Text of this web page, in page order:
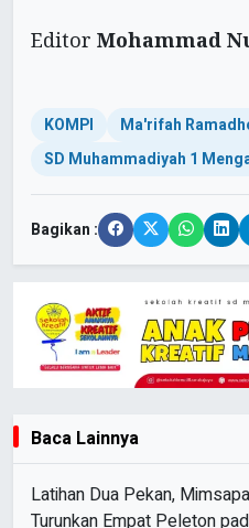
Editor Mohammad
KOMPI
Ma'rifah
SD Muhammadiyah 1
Bagikan :
Baca Lainnya
Latihan Dua Pekan,
Turunkan Empat Peleton